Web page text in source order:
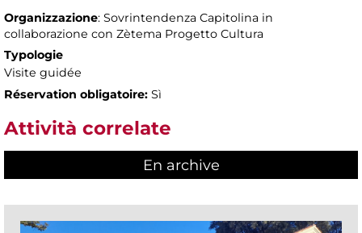
Organizzazione: Sovrintendenza Capitolina in
collaborazione con Zètema Progetto Cultura
Typologie
Visite guidée
Réservation obligatoire: Sì
Attività correlate
En archive